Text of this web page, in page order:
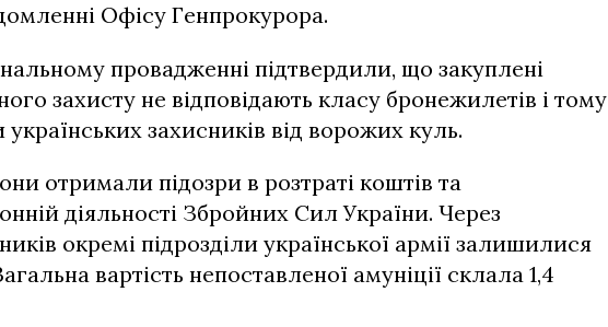
Офісу Генпрокурора.
провадженні підтвердили, що закуплені
захисту не відповідають класу бронежилетів і тому
захисників від ворожих куль.
отримали підозри в розтраті коштів та
діяльності Збройних Сил України. Через
окремі підрозділи української армії залишилися
вартість непоставленої амуніції склала 1,4